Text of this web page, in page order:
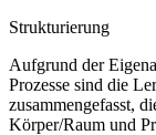
Strukturierung
Aufgrund der
Prozesse sind die
zusammengefasst,
Körper/Raum und